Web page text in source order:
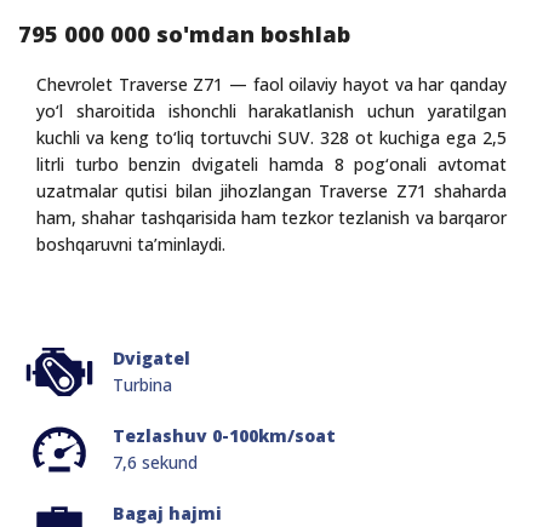
795 000 000 so'mdan boshlab
Chevrolet Traverse Z71 — faol oilaviy hayot va har qanday
yo‘l sharoitida ishonchli harakatlanish uchun yaratilgan
kuchli va keng to‘liq tortuvchi SUV. 328 ot kuchiga ega 2,5
litrli turbo benzin dvigateli hamda 8 pog‘onali avtomat
uzatmalar qutisi bilan jihozlangan Traverse Z71 shaharda
ham, shahar tashqarisida ham tezkor tezlanish va barqaror
boshqaruvni ta’minlaydi.
Dvigatel
Turbina
Tezlashuv 0-100km/soat
7,6 sekund
Bagaj hajmi